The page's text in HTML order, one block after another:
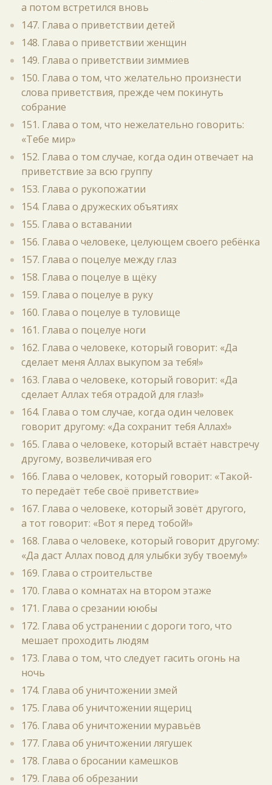
а потом встретился вновь
147. Глава о приветствии детей
148. Глава о приветствии женщин
149. Глава о приветствии зиммиев
150. Глава о том, что желательно произнести
слова приветствия, прежде чем покинуть
собрание
151. Глава о том, что нежелательно говорить:
«Тебе мир»
152. Глава о том случае, когда один отвечает на
приветствие за всю группу
153. Глава о рукопожатии
154. Глава о дружеских объятиях
155. Глава о вставании
156. Глава о человеке, целующем своего ребёнка
157. Глава о поцелуе между глаз
158. Глава о поцелуе в щёку
159. Глава о поцелуе в руку
160. Глава о поцелуе в туловище
161. Глава о поцелуе ноги
162. Глава о человеке, который говорит: «Да
сделает меня Аллах выкупом за тебя!»
163. Глава о человеке, который говорит: «Да
сделает Аллах тебя отрадой для глаз!»
164. Глава о том случае, когда один человек
говорит другому: «Да сохранит тебя Аллах!»
165. Глава о человеке, который встаёт навстречу
другому, возвеличивая его
166. Глава о человек, который говорит: «Такой-
то передаёт тебе своё приветствие»
167. Глава о человеке, который зовёт другого,
а тот говорит: «Вот я перед тобой!»
168. Глава о человеке, который говорит другому:
«Да даст Аллах повод для улыбки зубу твоему!»
169. Глава о строительстве
170. Глава о комнатах на втором этаже
171. Глава о срезании ююбы
172. Глава об устранении с дороги того, что
мешает проходить людям
173. Глава о том, что следует гасить огонь на
ночь
174. Глава об уничтожении змей
175. Глава об уничтожении ящериц
176. Глава об уничтожении муравьёв
177. Глава об уничтожении лягушек
178. Глава о бросании камешков
179. Глава об обрезании